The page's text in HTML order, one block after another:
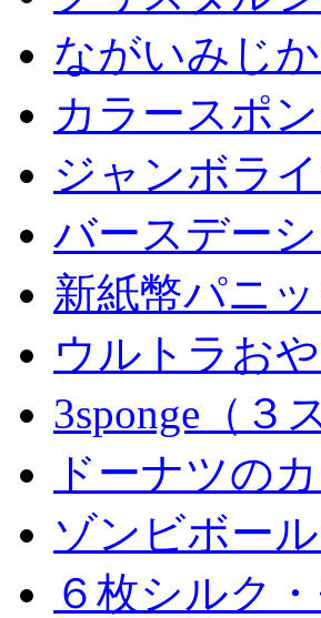
ながいみじ
カラースポ
ジャンボラ
バースデー
新紙幣パニ
ウルトラお
3sponge（
ドーナツの
ゾンビボー
６枚シルク